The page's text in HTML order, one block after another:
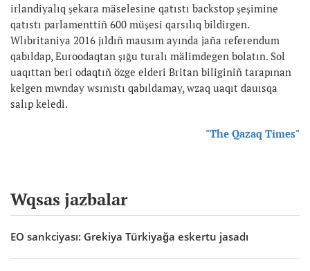
irlandiyalıq şekara mäselesine qatıstı backstop şeşimine
qatıstı parlamenttiñ 600 müşesi qarsılıq bildirgen.
Wlıbritaniya 2016 jıldıñ mausım ayında jaña referendum
qabıldap, Euroodaqtan şığu turalı mälimdegen bolatın. Sol
uaqıttan beri odaqtıñ özge elderi Britan biliginiñ tarapınan
kelgen mwnday wsınıstı qabıldamay, wzaq uaqıt dauısqa
salıp keledi.
"The Qazaq Times"
Wqsas jazbalar
EO sankciyası: Grekiya Türkiyağa eskertu jasadı